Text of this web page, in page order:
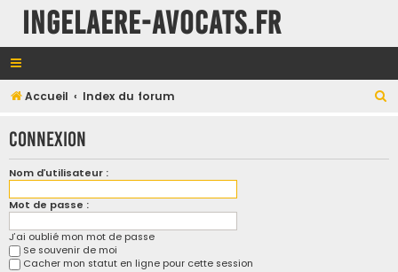
INGELAERE-AVOCATS.FR
Accueil Index du forum
h
Connexion
Nom d’utilisateur :
Mot de passe :
J’ai oublié mon mot de passe
Se souvenir de moi
Cacher mon statut en ligne pour cette session